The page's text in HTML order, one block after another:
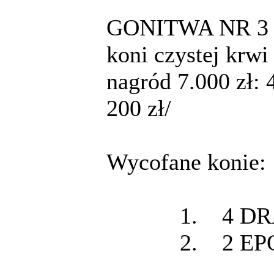
GONITWA NR
koni czystej krwi
nagród 7.000 zł:
200 zł/
Wycofane konie:
1. 4
2. 2